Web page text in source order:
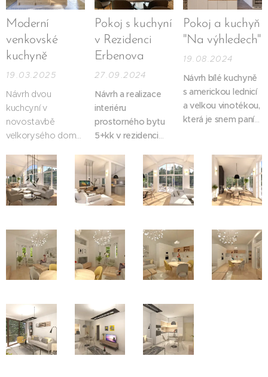
funkční a hezké
bydlení. V návrhu
pracuji s přiznanými
trámy,
přistavovaným
cihlovým zdivem,
zavěšenými světly
a jasně
definovanými
zónami v
prostoru.
7 osob. V obývací
části bude krb a
zelená sedací
souprava. Interiér
bodovkami. Paní
domu se líbí
lamelový obklad a
má ráda květiny i
Moderní
venkovské
kuchyně
19.03.2025
Návrh dvou
kuchcyní v
novostavbě
velkorysého domu
venkovském stylu.
Pokoj s kuchyní
v Rezidenci
Erbenova
27.09.2024
Návrh a realizace
interiéru
prostorného bytu
5+kk v rezidenci
na klíč.
Pokoj a kuchyň
"Na výhledech"
19.08.2024
Návrh bílé kuchyně
s americkou lednicí
a velkou vinotékou,
která je snem paní